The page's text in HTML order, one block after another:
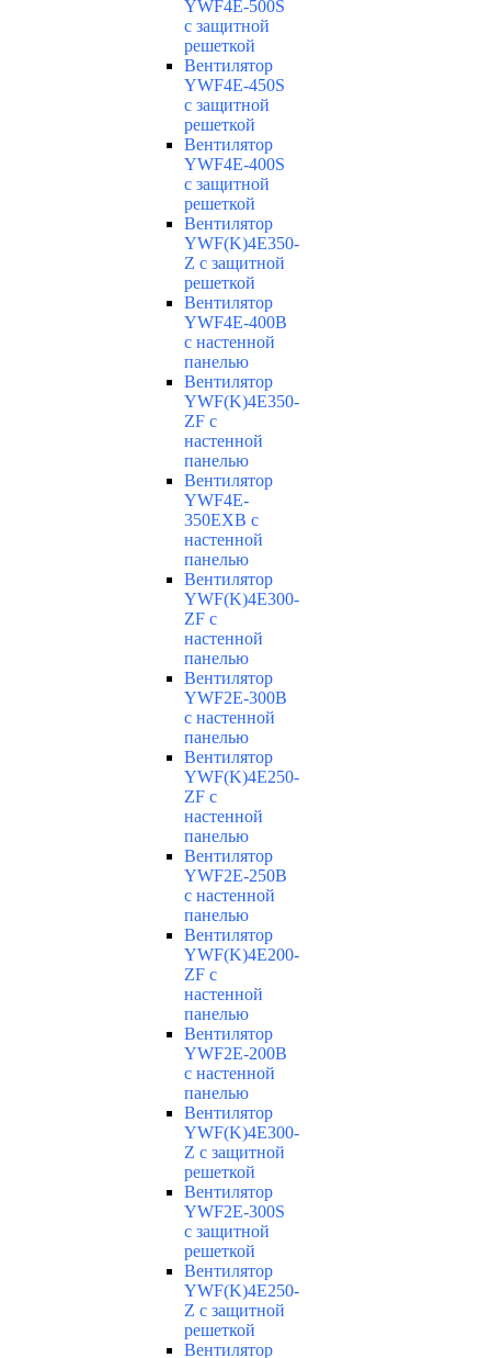
YWF4E-500S
с защитной
решеткой
Вентилятор
YWF4E-450S
с защитной
решеткой
Вентилятор
YWF4E-400S
с защитной
решеткой
Вентилятор
YWF(K)4E350-
Z с защитной
решеткой
Вентилятор
YWF4E-400B
с настенной
панелью
Вентилятор
YWF(K)4E350-
ZF с
настенной
панелью
Вентилятор
YWF4E-
350EXB с
настенной
панелью
Вентилятор
YWF(K)4E300-
ZF с
настенной
панелью
Вентилятор
YWF2E-300B
с настенной
панелью
Вентилятор
YWF(K)4E250-
ZF с
настенной
панелью
Вентилятор
YWF2E-250B
с настенной
панелью
Вентилятор
YWF(K)4E200-
ZF с
настенной
панелью
Вентилятор
YWF2E-200B
с настенной
панелью
Вентилятор
YWF(K)4E300-
Z с защитной
решеткой
Вентилятор
YWF2E-300S
с защитной
решеткой
Вентилятор
YWF(K)4E250-
Z с защитной
решеткой
Вентилятор